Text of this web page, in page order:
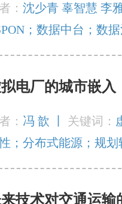
：沈少青 辜智慧 李
；数据中台；数
电厂的城市嵌
： 冯 歆 丨 关键词：
；分布式能源；规划
技术对交通运输